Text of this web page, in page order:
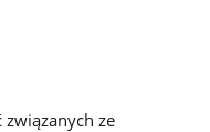
ze